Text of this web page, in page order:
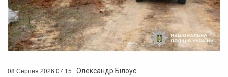
08 Серпня 2026 07:15 | Олександр Білоус